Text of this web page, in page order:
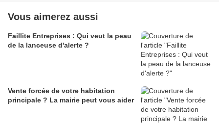
Vous aimerez aussi
Faillite Entreprises : Qui veut la peau
de la lanceuse d'alerte ?
Vente forcée de votre habitation
principale ? La mairie peut vous aider